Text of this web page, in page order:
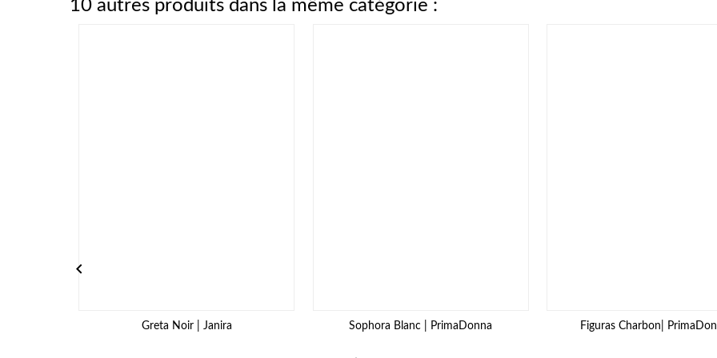
10 autres produits dans la même catégorie :
Greta Noir | Janira Sophora Blanc | PrimaDonna Figuras Charbon|
